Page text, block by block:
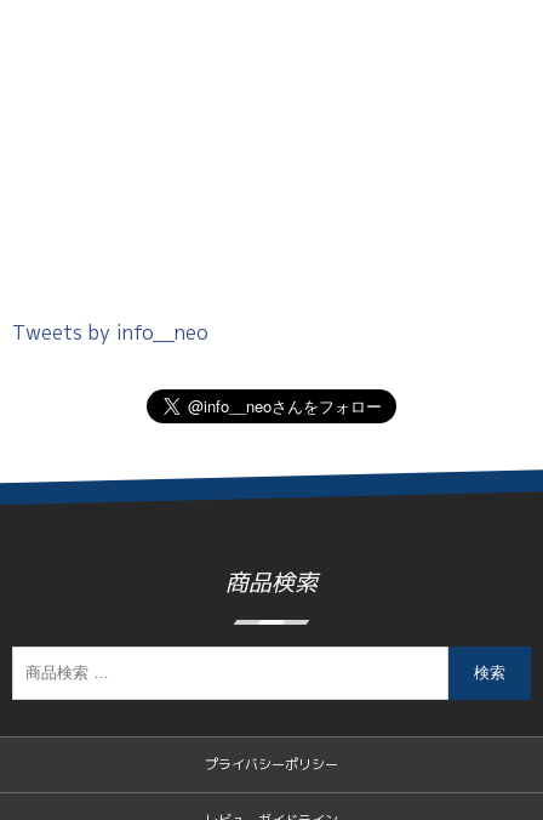
Tweets by info__neo
商品検索
検索
プライバシーポリシー